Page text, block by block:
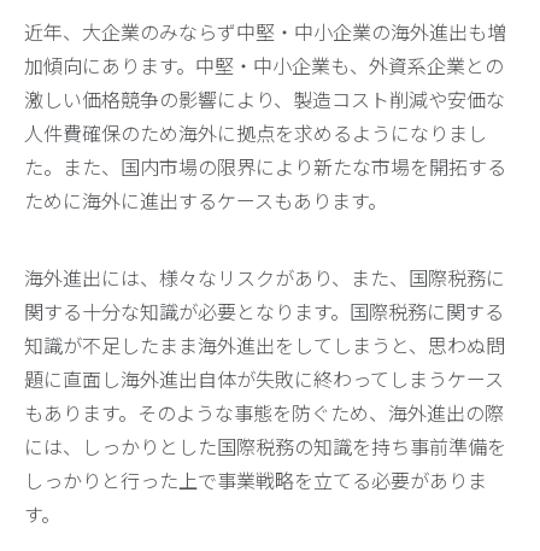
近年、大企業のみならず中堅・中小企業の海外進出も増
加傾向にあります。中堅・中小企業も、外資系企業との
激しい価格競争の影響により、製造コスト削減や安価な
人件費確保のため海外に拠点を求めるようになりまし
た。また、国内市場の限界により新たな市場を開拓する
ために海外に進出するケースもあります。
海外進出には、様々なリスクがあり、また、国際税務に
関する十分な知識が必要となります。国際税務に関する
知識が不足したまま海外進出をしてしまうと、思わぬ問
題に直面し海外進出自体が失敗に終わってしまうケース
もあります。そのような事態を防ぐため、海外進出の際
には、しっかりとした国際税務の知識を持ち事前準備を
しっかりと行った上で事業戦略を立てる必要がありま
す。